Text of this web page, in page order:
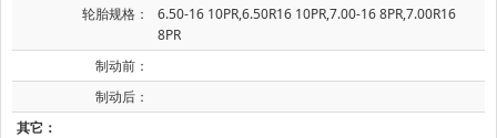
轮胎规格：
6.50-16 10PR,6.50R16 10PR,7.00-16 8PR,7.00R16
8PR
制动前：
制动后：
其它：